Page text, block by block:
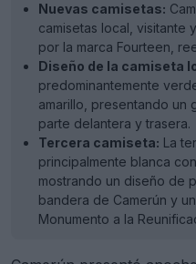
Nuevas camisetas:
camisetas local, visitante
por la marca Fourteen,
Diseño de la camiseta
predominantemente
amarillo, presentando un
parte delantera y trasera.
Tercera camiseta: La
principalmente blanca
mostrando un diseño de
bandera de Camerún y
Monumento a la